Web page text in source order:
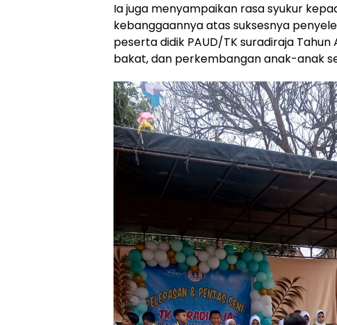
Ia juga menyampaikan rasa syukur
kebanggaannya atas suksesnya
peserta didik PAUD/TK suradiraja
bakat, dan perkembangan anak-anak